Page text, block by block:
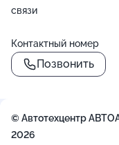
связи
Контактный номер
Позвонить
© Автотехцентр
2026